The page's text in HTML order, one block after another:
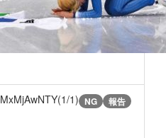
1) NG 報告